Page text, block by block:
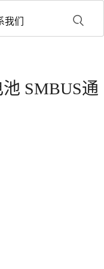
我们
SMBUS通